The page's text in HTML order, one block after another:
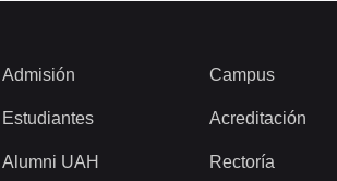
Admisión
Estudiantes
Alumni UAH
Campus
Acreditación
Rectoría